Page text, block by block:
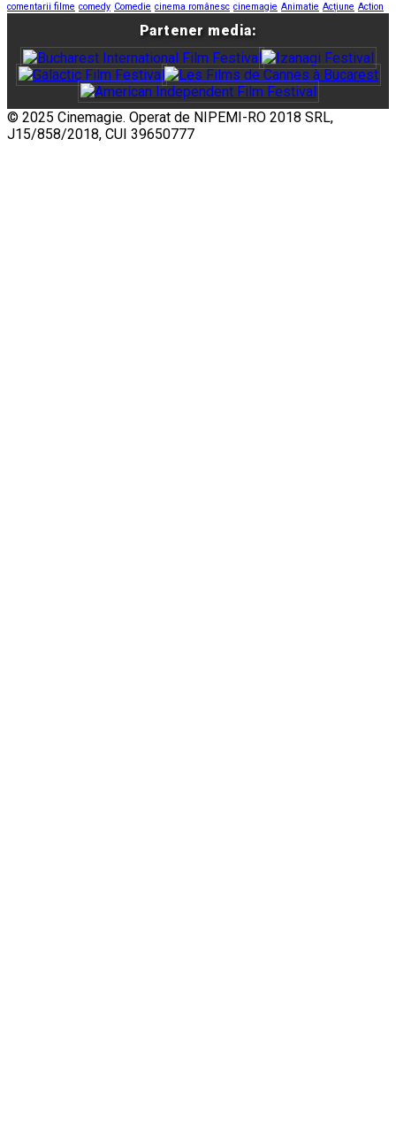
comentarii filme comedy Comedie cinema românesc cinemagie Animatie Acțiune Action
Partener media:
© 2025 Cinemagie. Operat de NIPEMI-RO 2018 SRL,
J15/858/2018, CUI 39650777